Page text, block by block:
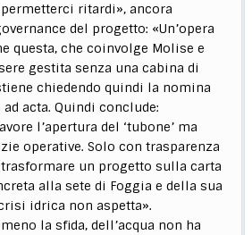
ritardi», ancora
del progetto: «Un’opera
questa, che coinvolge Molise e
gestita senza una cabina di
chiedendo quindi la nomina
acta. Quindi conclude:
l’apertura del ‘tubone’ ma
operative. Solo con trasparenza
un progetto sulla carta
alla sete di Foggia e della sua
idrica non aspetta».
la sfida, dell’acqua non ha